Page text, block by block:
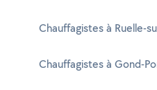
Chauffagistes à Ruelle-
Chauffagistes à Gond-